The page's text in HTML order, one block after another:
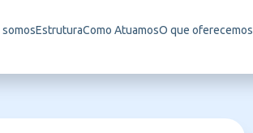
EstruturaComo AtuamosO que oferecemos